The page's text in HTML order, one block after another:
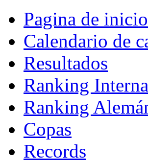
Pagina de inicio
Calendario de
Resultados
Ranking
Ranking
Copas
Records